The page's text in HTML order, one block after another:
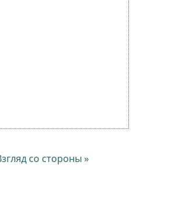
со стороны »